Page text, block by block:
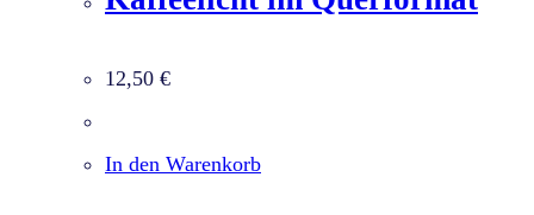
12,50 €
In den Warenkorb